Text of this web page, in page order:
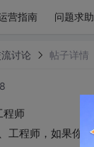
营指南 问题求助
讨论 帖子详情
程师
工程师，如果你